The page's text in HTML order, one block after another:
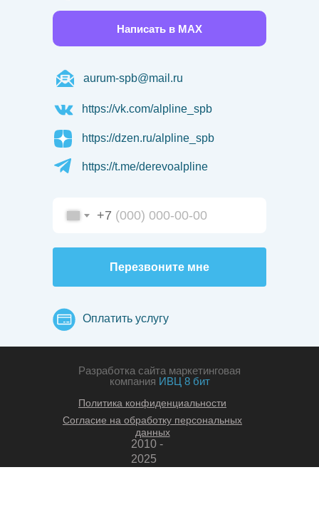
+7
Перезвоните мне
2010 -
2025
Политика конфиденциальности
Согласие на обработку персональных
данных
Разработка сайта маркетинговая
компания ИВЦ 8 бит
Написать в MAX
aurum-spb@mail.ru
https://vk.com/alpline_spb
https://dzen.ru/alpline_spb
https://t.me/derevoalpline
Оплатить услугу